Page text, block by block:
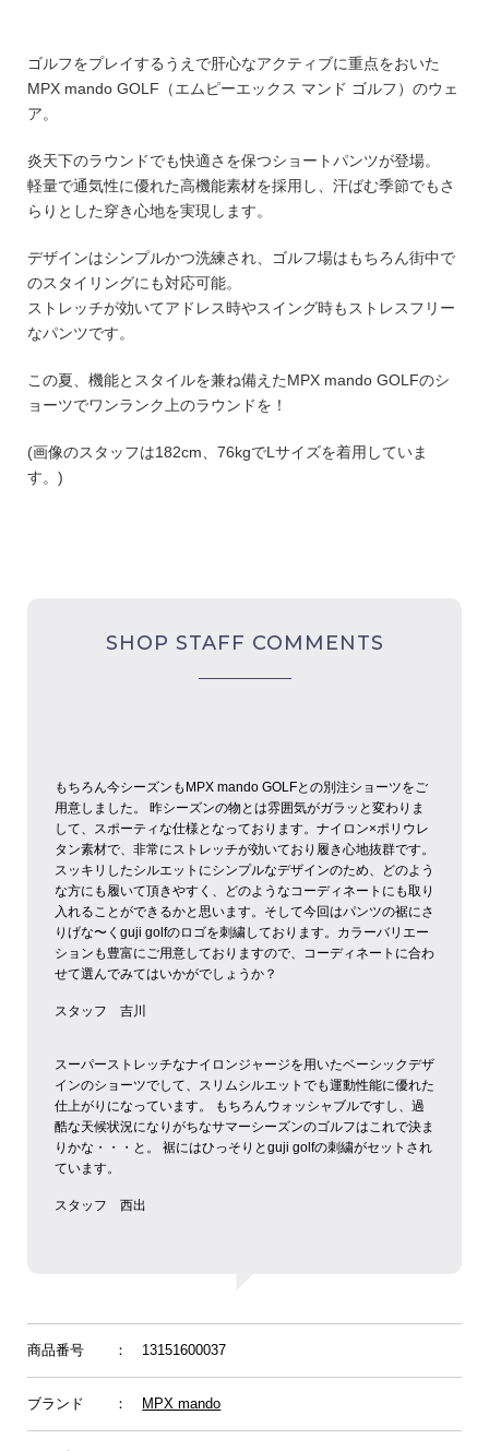
ゴルフをプレイするうえで肝心なアクティブに重点をおいた
MPX mando GOLF（エムピーエックス マンド ゴルフ）のウェ
ア。
炎天下のラウンドでも快適さを保つショートパンツが登場。
軽量で通気性に優れた高機能素材を採用し、汗ばむ季節でもさ
らりとした穿き心地を実現します。
デザインはシンプルかつ洗練され、ゴルフ場はもちろん街中で
のスタイリングにも対応可能。
ストレッチが効いてアドレス時やスイング時もストレスフリー
なパンツです。
この夏、機能とスタイルを兼ね備えたMPX mando GOLFのシ
ョーツでワンランク上のラウンドを！
(画像のスタッフは182cm、76kgでLサイズを着用していま
す。)
SHOP STAFF COMMENTS
もちろん今シーズンもMPX mando GOLFとの別注ショーツをご
用意しました。
昨シーズンの物とは雰囲気がガラッと変わりま
して、スポーティな仕様となっております。ナイロン×ポリウレ
タン素材で、非常にストレッチが効いており履き心地抜群です。
スッキリしたシルエットにシンプルなデザインのため、どのよう
な方にも履いて頂きやすく、どのようなコーディネートにも取り
入れることができるかと思います。 そして今回はパンツの裾にさ
りげな〜くguji golfのロゴを刺繍しております。カラーバリエー
ションも豊富にご用意しておりますので、コーディネートに合わ
せて選んでみてはいかがでしょうか？
スタッフ 吉川
スーパーストレッチなナイロンジャージを用いたベーシックデザ
インのショーツでして、スリムシルエットでも運動性能に優れた
仕上がりになっています。
もちろんウォッシャブルですし、過
酷な天候状況になりがちなサマーシーズンのゴルフはこれで決ま
りかな・・・と。
裾にはひっそりとguji golfの刺繍がセットされ
ています。
スタッフ 西出
商品番号 ： 13151600037
ブランド ： MPX mando